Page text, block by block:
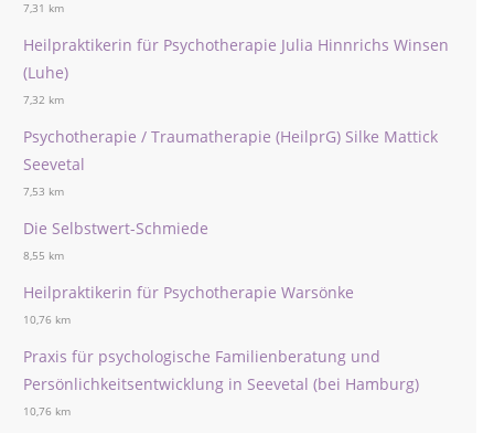
7,31 km
Heilpraktikerin für Psychotherapie Julia Hinnrichs Winsen
(Luhe)
7,32 km
Psychotherapie / Traumatherapie (HeilprG) Silke Mattick
Seevetal
7,53 km
Die Selbstwert-Schmiede
8,55 km
Heilpraktikerin für Psychotherapie Warsönke
10,76 km
Praxis für psychologische Familienberatung und
Persönlichkeitsentwicklung in Seevetal (bei Hamburg)
10,76 km